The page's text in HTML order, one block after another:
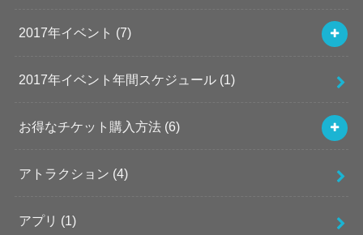
2017年イベント (7)
2017年イベント年間スケジュール (1)
お得なチケット購入方法 (6)
アトラクション (4)
アプリ (1)